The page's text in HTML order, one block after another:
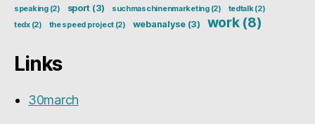
speaking(2) sport (3) suchmaschinenmarketing(2) tedtalk(2)
tedx(2) the speed project (2) webanalyse(3) work(8)
Links
30march